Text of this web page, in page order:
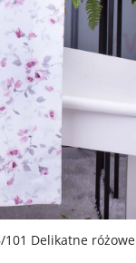
101 Delikatne różowe